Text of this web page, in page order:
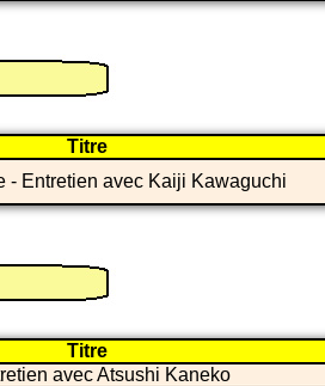
Titre
- Entretien avec Kaiji Kawaguchi
Titre
avec Atsushi Kaneko